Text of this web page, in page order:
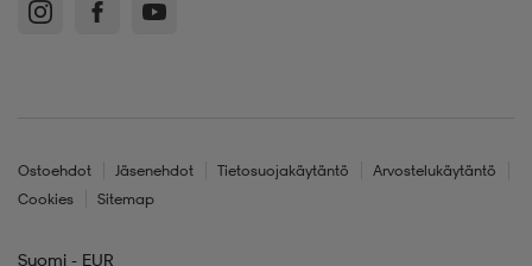
Ostoehdot Jäsenehdot Tietosuojakäytäntö
Arvostelukäytäntö
Cookies
Sitemap
Suomi - EUR